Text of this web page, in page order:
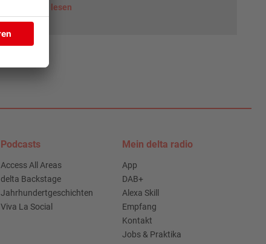
mehr lesen
Podcasts
Access All Areas
delta Backstage
Jahrhundertgeschichten
Viva La Social
Mein delta radio
App
DAB+
Alexa Skill
Empfang
Kontakt
Jobs & Praktika